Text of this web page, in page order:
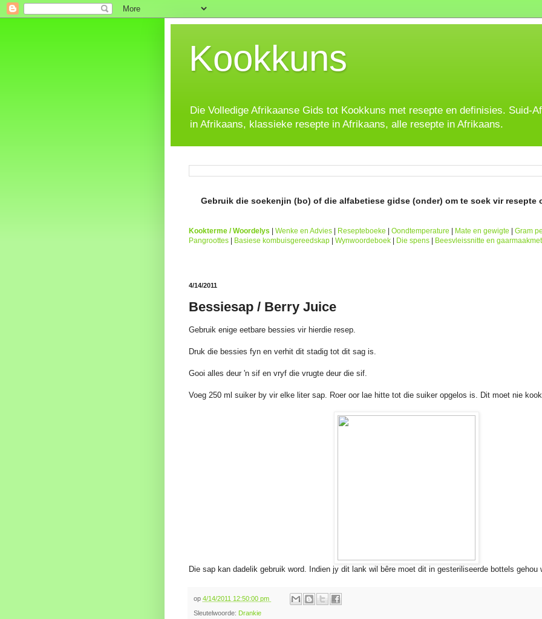
Kookkuns
Die Volledige Afrikaanse Gids tot Kookkuns met resepte en definisies. Suid-
in Afrikaans, klassieke resepte in Afrikaans, alle resepte in Afrikaans.
Gebruik die soekenjin (bo) of die alfabetiese gidse (onder) om te soek vir resepte
Kookterme / Woordelys Wenke en Advies Resepteboeke Oondtemperature Mate en gewigte
Gram
Pangroottes
Basiese kombuisgereedskap Wynwoordeboek Die spens Beesvleissnitte en
4/14/2011
Bessiesap / Berry Juice
Gebruik enige eetbare bessies vir hierdie resep.
Druk die bessies fyn en verhit dit stadig tot dit sag is.
Gooi alles deur 'n sif en vryf die vrugte deur die sif.
Voeg 250 ml suiker by vir elke liter sap. Roer oor lae hitte tot die suiker opgelos is. Dit moet nie
Die sap kan dadelik gebruik word. Indien jy dit lank wil bêre moet dit in gesteriliseerde bottels gehou
op 4/14/2011 12:50:00 pm
Sleutelwoorde: Drankie